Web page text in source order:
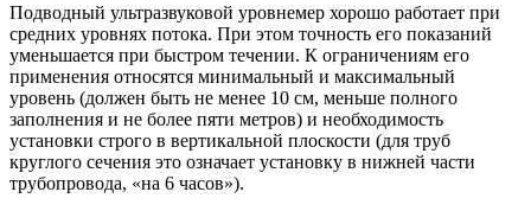
Подводный ультразвуковой уровнемер хорошо работает при
средних уровнях потока. При этом точность его показаний
уменьшается при быстром течении. К ограничениям его
применения относятся минимальный и максимальный
уровень (должен быть не менее 10 см, меньше полного
заполнения и не более пяти метров) и необходимость
установки строго в вертикальной плоскости (для труб
круглого сечения это означает установку в нижней части
трубопровода, «на 6 часов»).